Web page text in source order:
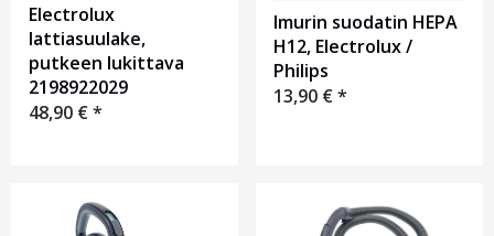
Electrolux
lattiasuulake,
putkeen lukittava
2198922029
48,90 €*
Imurin suodatin HEPA
H12, Electrolux /
Philips
13,90 €*